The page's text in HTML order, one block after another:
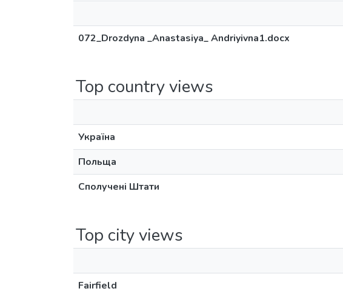
072_Drozdyna _Anastasiya_ Andriyivna1.docx
Top country views
Україна
Польща
Сполучені Штати
Top city views
Fairfield